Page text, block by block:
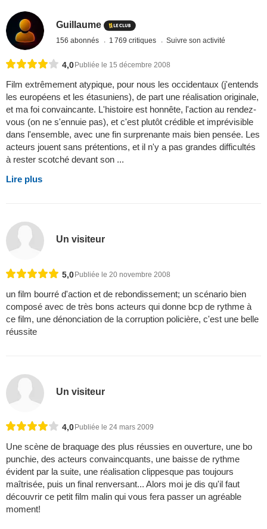
Guillaume
156 abonnés 1 769 critiques Suivre son activité
4,0Publiée le 15 décembre 2008
Film extrêmement atypique, pour nous les occidentaux (j'entends
les européens et les étasuniens), de part une réalisation originale,
et ma foi convaincante. L'histoire est honnête, l'action au rendez-
vous (on ne s'ennuie pas), et c'est plutôt crédible et imprévisible
dans l'ensemble, avec une fin surprenante mais bien pensée. Les
acteurs jouent sans prétentions, et il n'y a pas grandes difficultés
à rester scotché devant son ...
Lire plus
Un visiteur
5,0Publiée le 20 novembre 2008
un film bourré d'action et de rebondissement; un scénario bien
composé avec de très bons acteurs qui donne bcp de rythme à
ce film, une dénonciation de la corruption policière, c'est une belle
réussite
Un visiteur
4,0 Publiée le 24 mars 2009
Une scène de braquage des plus réussies en ouverture, une bo
punchie, des acteurs convaincquants, une baisse de rythme
évident par la suite, une réalisation clippesque pas toujours
maîtrisée, puis un final renversant... Alors moi je dis qu'il faut
découvrir ce petit film malin qui vous fera passer un agréable
moment!